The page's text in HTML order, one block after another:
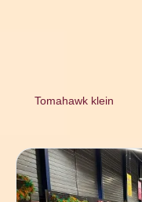
Tomahawk klein